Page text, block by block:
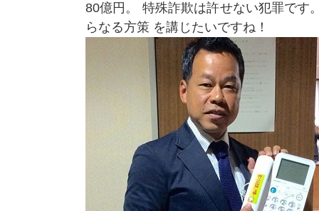
80億円。 特殊詐欺は許せない犯罪です
らなる方策 を講じたいですね！